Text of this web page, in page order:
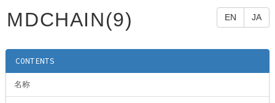
EN JA
MDCHAIN(9)
CONTENTS
名称